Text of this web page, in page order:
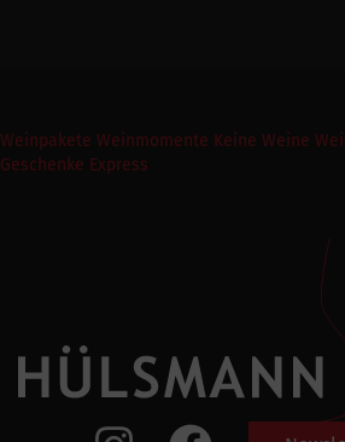
Weinpakete Weinmomente Keine Weine
Geschenke Express